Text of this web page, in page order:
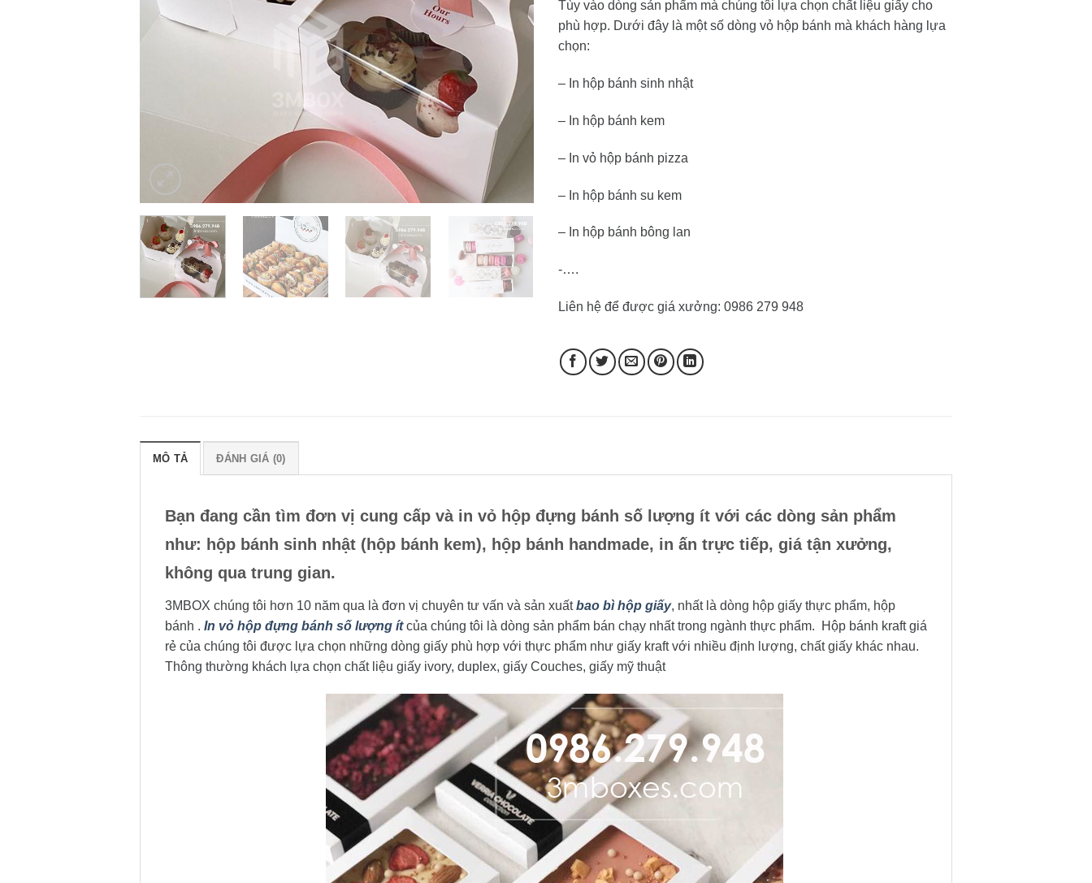
Tùy vào dòng sản phẩm mà chúng tôi lựa chọn chất liệu giấy cho
phù hợp. Dưới đây là một số dòng vỏ hộp bánh mà khách hàng lựa
chọn:
– In hộp bánh sinh nhật
– In hộp bánh kem
– In vỏ hộp bánh pizza
– In hộp bánh su kem
– In hộp bánh bông lan
-….
Liên hệ để được giá xưởng: 0986 279 948
MÔ TẢ ĐÁNH GIÁ (0)
Bạn đang cần tìm đơn vị cung cấp và in vỏ hộp đựng bánh số lượng ít với các dòng sản phẩm
như: hộp bánh sinh nhật (hộp bánh kem), hộp bánh handmade, in ấn trực tiếp, giá tận xưởng,
không qua trung gian.
3MBOX chúng tôi hơn 10 năm qua là đơn vị chuyên tư vấn và sản xuấtbao bì hộp giấy, nhất là dòng hộp giấy thực phẩm, hộp
bánh . In vỏ hộp đựng bánh số lượng ít của chúng tôi là dòng sản phẩm bán chạy nhất trong ngành thực phẩm. Hộp bánh kraft giá
rẻ của chúng tôi được lựa chọn những dòng giấy phù hợp với thực phẩm như giấy kraft với nhiều định lượng, chất giấy khác nhau.
Thông thường khách lựa chọn chất liệu giấy ivory, duplex, giấy Couches, giấy mỹ thuật